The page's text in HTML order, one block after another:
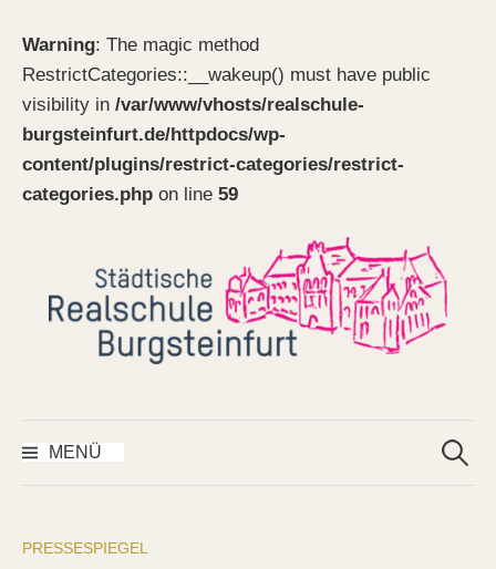
Warning: The magic method
RestrictCategories::__wakeup() must have public
visibility in /var/www/vhosts/realschule-
burgsteinfurt.de/httpdocs/wp-
content/plugins/restrict-categories/restrict-
categories.php on line 59
MENÜ
nach:
PRESSESPIEGEL